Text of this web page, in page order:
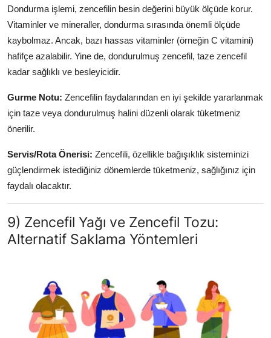
Dondurma işlemi, zencefilin besin değerini büyük ölçüde korur.
Vitaminler ve mineraller, dondurma sırasında önemli ölçüde
kaybolmaz. Ancak, bazı hassas vitaminler (örneğin C vitamini)
hafifçe azalabilir. Yine de, dondurulmuş zencefil, taze zencefil
kadar sağlıklı ve besleyicidir.
Gurme Notu: Zencefilin faydalarından en iyi şekilde yararlanmak
için taze veya dondurulmuş halini düzenli olarak tüketmeniz
önerilir.
Servis/Rota Önerisi: Zencefili, özellikle bağışıklık sisteminizi
güçlendirmek istediğiniz dönemlerde tüketmeniz, sağlığınız için
faydalı olacaktır.
9) Zencefil Yağı ve Zencefil Tozu:
Alternatif Saklama Yöntemleri